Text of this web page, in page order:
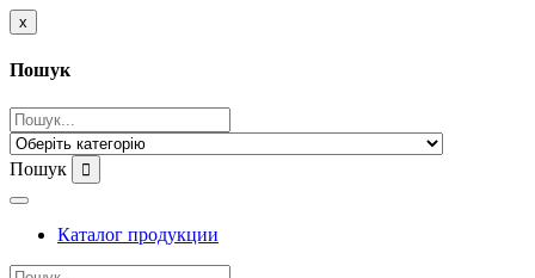
x
Пошук
Пошук
Каталог продукции